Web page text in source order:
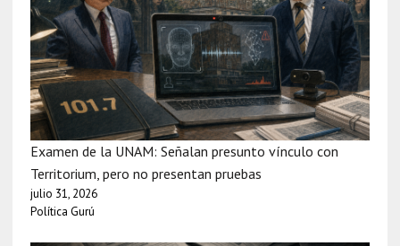
Examen de la UNAM: Señalan presunto vínculo con
Territorium, pero no presentan pruebas
julio 31, 2026
Política Gurú